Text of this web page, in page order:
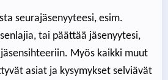
seurajäsenyyteesi, esim.
tai päättää jäsenyytesi,
Myös kaikki muut
asiat ja kysymykset selviävät